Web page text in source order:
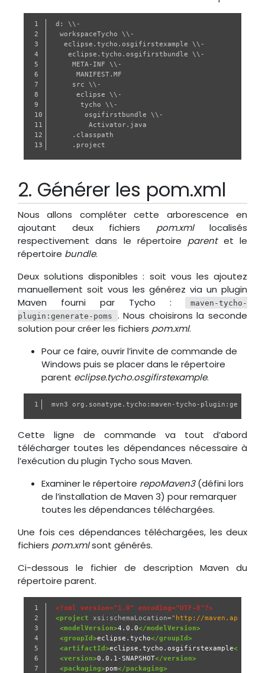
1
2
3
4
5
6
7
8
9
10
11
12
d: \\-
workspaceTycho \\-
  eclipse.tycho.osgifirstexample \\-
   eclipse.tycho.osgifirstbundle \\-
    META-INF \\-
     MANIFEST.MF
    src \\-
     eclipse \\-
      tycho \\-
       osgifirstbundle \\-
        Activator.java
    .classpath
Générer les pom.xml
Nous allons compléter cette arborescence en
ajoutant deux fichiers pom.xmllocalisés
respectivement dans le répertoire parentet le
répertoire bundle.
Deux solutions disponibles : soit vous les ajoutez
manuellement soit vous les générez via un plugin
Maven fourni par Tycho :
maven-tycho-
plugin:generate-poms
. Nous choisirons la seconde
solution pour créer les fichiers pom.xml.
Pour ce faire, ouvrir l’invite de commande de
Windows puis se placer dans le répertoire
parent eclipse.tycho.osgifirstexample.
Cette ligne de commande va tout d’abord
télécharger toutes les dépendances nécessaire à
l’exécution du plugin Tycho sous Maven.
Examiner le répertoire repoMaven3(défini lors
de l’installation de Maven 3) pour remarquer
toutes les dépendances téléchargées.
Une fois ces dépendances téléchargées, les deux
fichiers pom.xmlsont générés.
Ci-dessous le fichier de description Maven du
répertoire parent.
1
2
3
4
5
6
7
<?xml version="1.0" encoding="UTF-8"?>
<project
xsi:schemaLocation="http://
<modelVersion>4.0.0</modelVersion>
<groupId>eclipse.tycho</groupId>
<artifactId>eclipse.tycho.osgifirstexample</
<version>0.0.1-SNAPSHOT</version>
<packaging>pom</packaging>